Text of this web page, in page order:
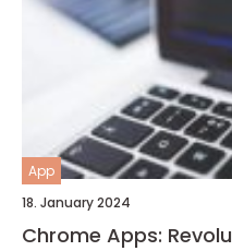
App
18. January 2024
Chrome Apps: